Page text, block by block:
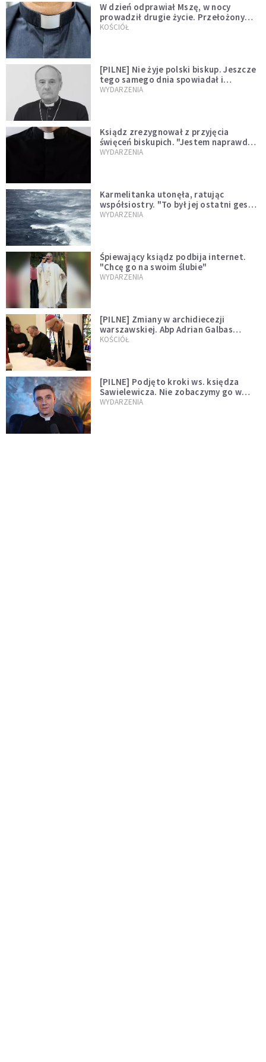
W dzień odprawiał Mszę, w nocy
prowadził drugie życie. Przełożony
kazał mu opuścić zakon
KOŚCIÓŁ
[PILNE] Nie żyje polski biskup. Jeszcze
tego samego dnia spowiadał i
sprawował Mszę świętą
WYDARZENIA
Ksiądz zrezygnował z przyjęcia
święceń biskupich. "Jestem naprawdę
niegodny"
WYDARZENIA
Karmelitanka utonęła, ratując
współsiostry. "To był jej ostatni gest
miłości"
WYDARZENIA
Śpiewający ksiądz podbija internet.
"Chcę go na swoim ślubie"
WYDARZENIA
[PILNE] Zmiany w archidiecezji
warszawskiej. Abp Adrian Galbas
wręczył dekrety nowym proboszczom
KOŚCIÓŁ
[PILNE] Podjęto kroki ws. księdza
Sawielewicza. Nie zobaczymy go w
mediach
WYDARZENIA